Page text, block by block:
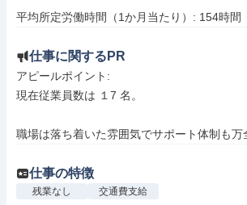
平均所定労働時間（1か月当たり）: 154時間
仕事に関するPR
アピールポイント:
現在従業員数は １7 名。
職場は落ち着いた雰囲気でサポート体制も万
仕事の特徴
残業なし 交通費支給